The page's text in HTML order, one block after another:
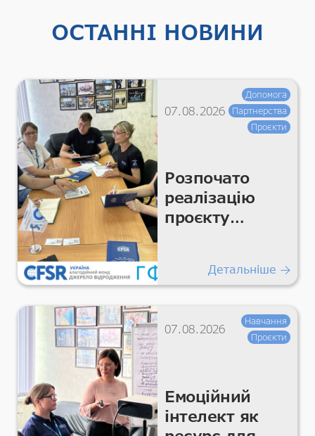
ОСТАННІ НОВИНИ
07.08.2026
Допомога
Партнерства
Проєкти
Розпочато
реалізацію
проєкту
покращень
важливих
умов та
Детальніше
07.08.2026
Навчання
Проєкти
Емоційний
інтелект як